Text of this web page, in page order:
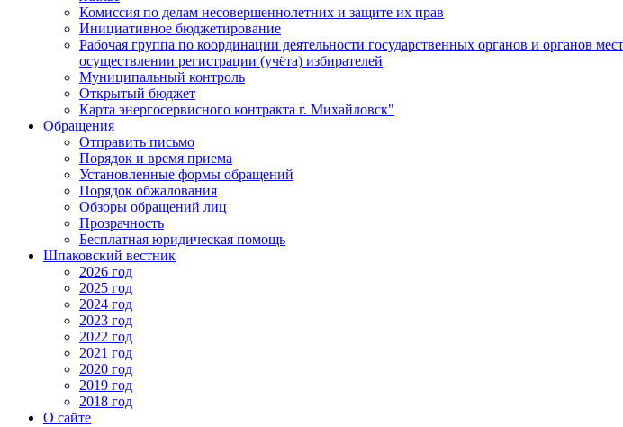
Комиссия по делам несовершеннолетних и защите их прав
Инициативное бюджетирование
Рабочая группа по координации деятельности государственных органов и органов
осуществлении регистрации (учёта) избирателей
Муниципальный контроль
Открытый бюджет
Карта энергосервисного контракта г. Михайловск"
Обращения
Отправить письмо
Порядок и время приема
Установленные формы обращений
Порядок обжалования
Обзоры обращений лиц
Прозрачность
Бесплатная юридическая помощь
Шпаковский вестник
2026 год
2025 год
2024 год
2023 год
2022 год
2021 год
2020 год
2019 год
2018 год
О сайте